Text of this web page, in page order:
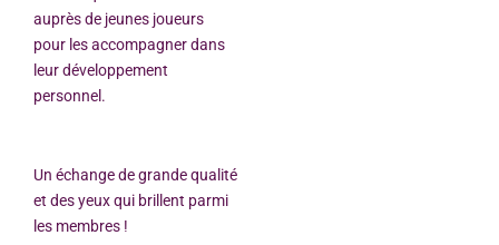
auprès de jeunes joueurs
pour les accompagner dans
leur développement
personnel.
Un échange de grande qualité
et des yeux qui brillent parmi
les membres !